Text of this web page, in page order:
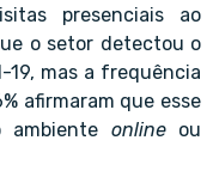
presenciais ao
o setor detectou o
19, mas a frequência
afirmaram que esse
ambiente onlineou